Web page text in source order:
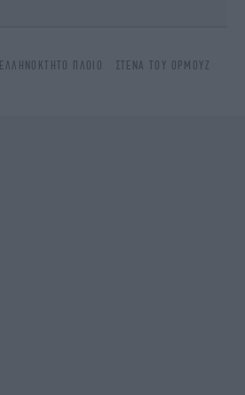
ΕΛΛΗΝΌΚΤΗΤΟ ΠΛΟΊΟ
ΣΤΕΝΆ ΤΟΥ ΟΡΜΟΎΖ